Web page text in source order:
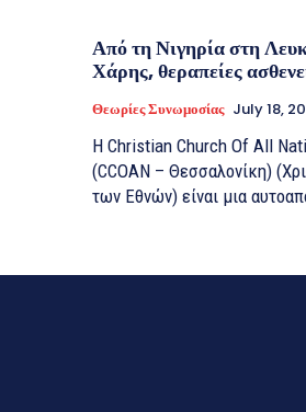
Από τη Νιγηρία στη
Χάρης, θεραπείες
Θεωρίες Συνωμοσίας July 18,
Η Christian Church Of All
(CCOAN – Θεσσαλονίκη)
των Εθνών) είναι μια